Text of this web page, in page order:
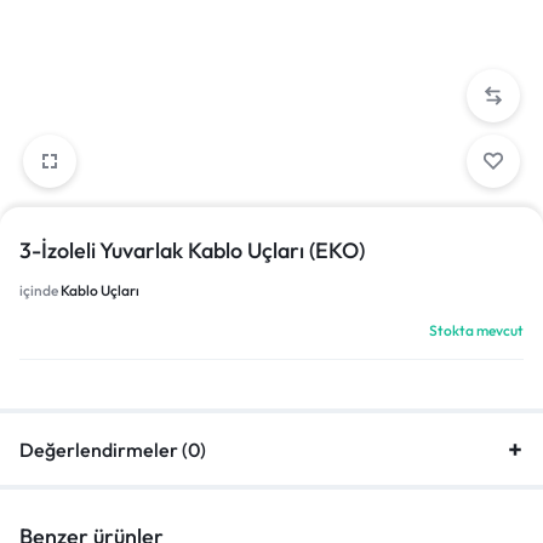
3-İzoleli Yuvarlak Kablo Uçları (EKO)
içinde Kablo Uçları
Stokta mevcut
Değerlendirmeler (0)
Benzer ürünler